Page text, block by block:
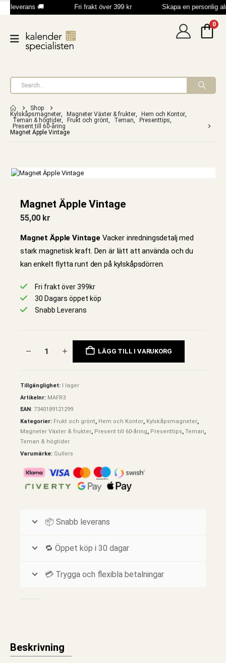
leverans 🚚 Fri frakt över 399 kr Skapa en personlig
0
Shop
Kylskåpsmagneter, Magneter Växter & frukter, Hem och Kontor,
Teman & högtider, Frukt och grönt, Teman, Presenttips,
Present till 60-åring
Magnet Äpple Vintage
Magnet Äpple Vintage
55,00 kr
Magnet Äpple Vintage Vacker inredningsdetalj med
stark magnetisk kraft. Den är lätt att använda och du
kan enkelt flytta runt den på kylskåpsdörren.
Fri frakt över 399kr
30 Dagars öppet köp
Snabb Leverans
LÄGG TILL I VARUKORG
Tillgänglighet: I lager
Artikelnr: MAFR3
EAN : 7340189121299
Kategorier: Frukt och grönt, Hem och Kontor, Kylskåpsmagneter,
Magneter Växter & frukter, Present till 60-åring, Presenttips, Teman,
Teman & högtider
Varumärke: Gullers
📦 Snabb leverans
🔁 Öppet köp i 30 dagar
💳 Trygga och flexibla betalningar
Beskrivning